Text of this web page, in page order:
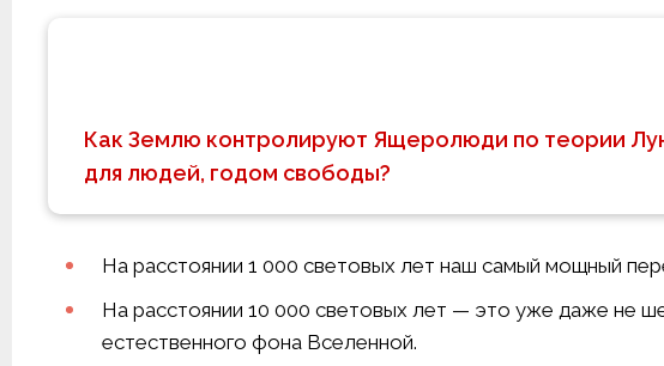
Как Землю контролируют Ящеролюди по теории
для людей, годом свободы?
На расстоянии 1 000 световых лет наш самый мощный
На расстоянии 10 000 световых лет — это уже даже не
естественного фона Вселенной.